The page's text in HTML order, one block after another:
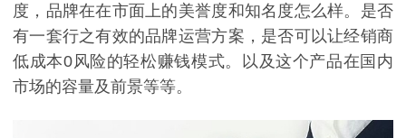
度，品牌在在市面上的美誉度和知名度怎么样。是否
有一套行之有效的品牌运营方案，是否可以让经销商
低成本0风险的轻松赚钱模式。以及这个产品在国内
市场的容量及前景等等。